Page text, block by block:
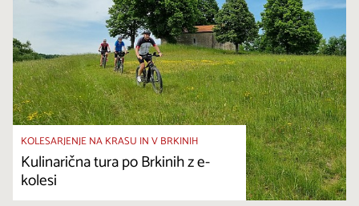
KOLESARJENJE NA KRASU IN V BRKINIH
Kulinarična tura po Brkinih z e-
kolesi